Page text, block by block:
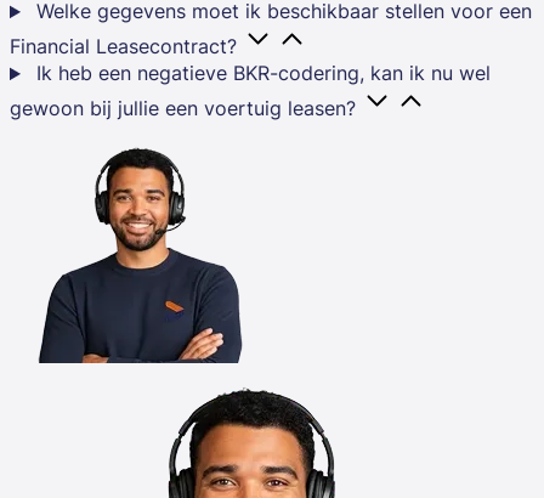
Welke gegevens moet ik beschikbaar stellen voor een
Financial Leasecontract?
Ik heb een negatieve BKR-codering, kan ik nu wel
gewoon bij jullie een voertuig leasen?